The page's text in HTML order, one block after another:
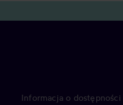
Informacja o dostępności